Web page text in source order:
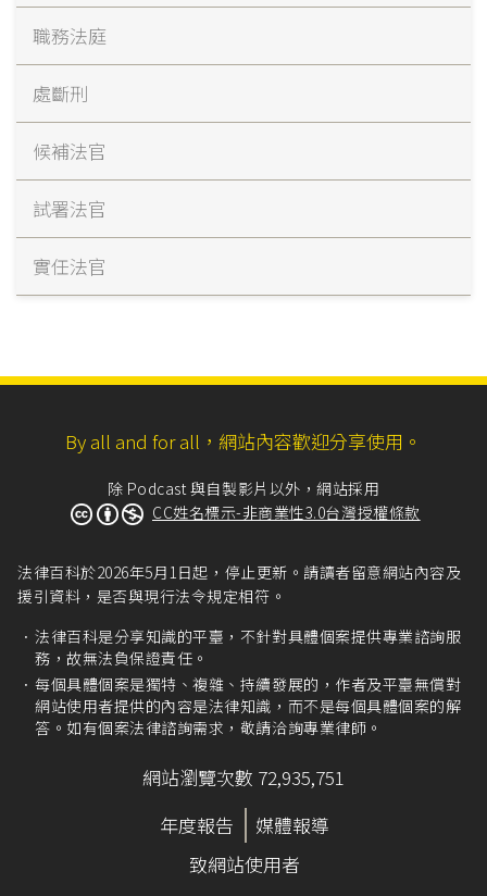
職務法庭
處斷刑
候補法官
試署法官
實任法官
By all and for all，網站內容歡迎分享使用。
除 Podcast 與自製影片以外，網站採用
CC姓名標示-非商業性3.0台灣授權條款
法律百科於2026年5月1日起，停止更新。請讀者留意網站內容及
援引資料，是否與現行法令規定相符。
法律百科是分享知識的平臺，不針對具體個案提供專業諮詢服
務，故無法負保證責任。
每個具體個案是獨特、複雜、持續發展的，作者及平臺無償對
網站使用者提供的內容是法律知識，而不是每個具體個案的解
答。如有個案法律諮詢需求，敬請洽詢專業律師。
網站瀏覽次數 72,935,751
年度報告
媒體報導
致網站使用者